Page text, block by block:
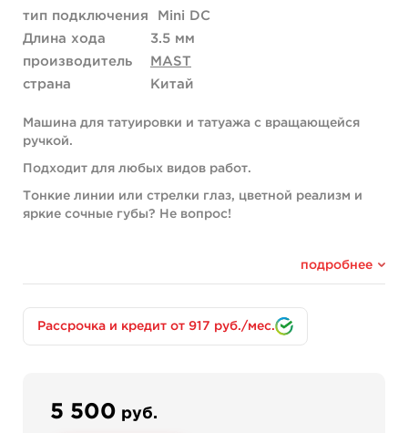
тип подключения
Mini DC
Длина хода
3.5 мм
производитель
MAST
страна
Китай
Машина для татуировки и татуажа с вращающейся
ручкой.
Подходит для любых видов работ.
Тонкие линии или стрелки глаз, цветной реализм и
яркие сочные губы? Не вопрос!
Японский двигатель с современной зубчатой ​​
передачей обеспечит непрерывную работу и
низкий уровень шума и почти полное
анодированное покрытие;
подробнее
Рассрочка и кредит от 917 руб./мес.
5 500 руб.